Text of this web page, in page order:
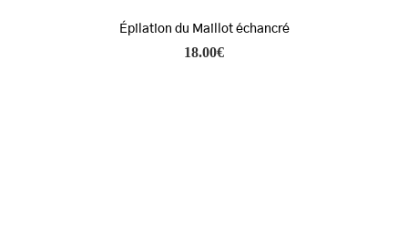
Épilation du Maillot échancré
18.00€